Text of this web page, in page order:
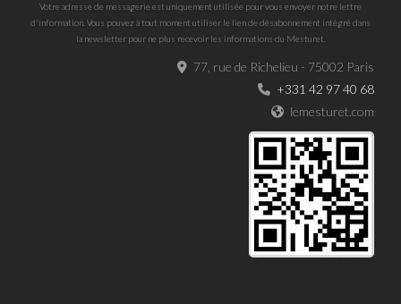
Votre adresse de messagerie est uniquement utilisée pour vous envoyer notre lettre
d'information. Vous pouvez à tout moment utiliser le lien de désabonnement intégré dans
la newsletter pour ne plus recevoir les informations du Mesturet.
77, rue de Richelieu - 75002 Paris
+331 42 97 40 68
lemesturet.com